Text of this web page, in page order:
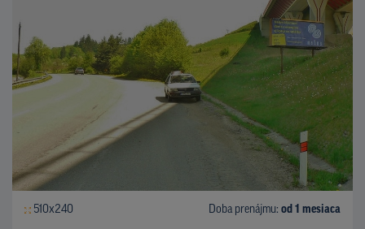
510x240 Doba prenájmu: od 1 mesiaca